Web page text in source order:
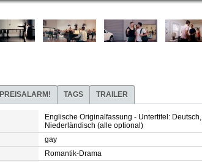
PREISALARM! TAGS TRAILER
Englische Originalfassung - Untertitel: Deutsch,
Niederländisch (alle optional)
gay
Romantik-Drama